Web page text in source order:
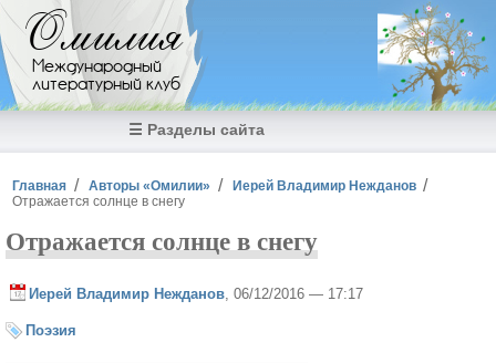
Перейти к основному содержанию
Омилия
Международный
литературный клуб
☰ Разделы сайта
Вы здесь
Главная Авторы «Омилии»
Иерей Владимир Нежданов
Отражается солнце в снегу
Отражается солнце в снегу
Иерей Владимир Нежданов , 06/12/2016 — 17:17
Поэзия